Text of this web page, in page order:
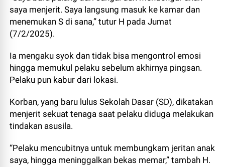
saya menjerit. Saya langsung masuk ke kamar dan
menemukan S di sana,” tutur H pada Jumat
(7/2/2025).
Ia mengaku syok dan tidak bisa mengontrol emosi
hingga memukul pelaku sebelum akhirnya pingsan.
Pelaku pun kabur dari lokasi.
Korban, yang baru lulus Sekolah Dasar (SD), dikatakan
menjerit sekuat tenaga saat pelaku diduga melakukan
tindakan asusila.
“Pelaku mencubitnya untuk membungkam jeritan anak
saya, hingga meninggalkan bekas memar,” tambah H.